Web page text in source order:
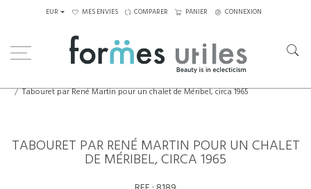
EUR MES ENVIES COMPARER PANIER CONNEXION
Tabouret par René Martin pour un chalet de Méribel, circa 1965
TABOURET PAR RENÉ MARTIN POUR UN CHALET
DE MÉRIBEL, CIRCA 1965